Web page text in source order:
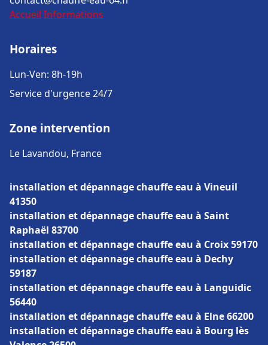
Accueil Informations
Horaires
Lun-Ven: 8h-19h
Service d'urgence 24/7
Zone intervention
Le Lavandou, France
installation et dépannage chauffe eau à Vineuil
41350
installation et dépannage chauffe eau à Saint
Raphaël 83700
installation et dépannage chauffe eau à Croix 59170
installation et dépannage chauffe eau à Dechy
59187
installation et dépannage chauffe eau à Languidic
56440
installation et dépannage chauffe eau à Elne 66200
installation et dépannage chauffe eau à Bourg lès